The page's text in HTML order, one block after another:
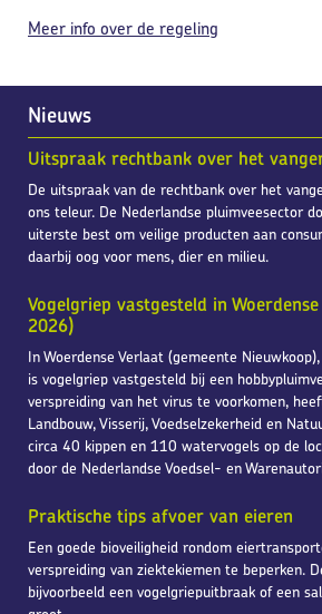
Nieuws
Uitspraak rechtbank over het
De uitspraak van de rechtbank over het
ons teleur. De Nederlandse pluimveesector
uiterste best om veilige producten aan
daarbij oog voor mens, dier en milieu.
Vogelgriep vastgesteld in
2026)
In Woerdense Verlaat (gemeente
is vogelgriep vastgesteld bij een
verspreiding van het virus te voorkomen,
Landbouw, Visserij, Voedselzekerheid en
circa 40 kippen en 110 watervogels op de
door de Nederlandse Voedsel- en
Praktische tips afvoer van eieren
Een goede bioveiligheid rondom
verspreiding van ziektekiemen te beperken.
bijvoorbeeld een vogelgriepuitbraak of een
Meer info over de regeling